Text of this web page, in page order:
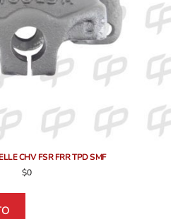
CHV FSR FRR TPD SMF
$0